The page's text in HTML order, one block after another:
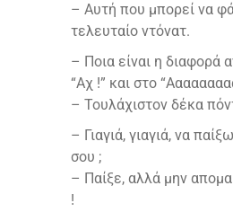
– Αυτή που μπορεί να
τελευταίο ντόνατ.
– Ποια είναι η διαφορά
“Αχ !” και στο
– Τουλάχιστον δέκα
– Γιαγιά, γιαγιά, να
σου ;
– Παίξε, αλλά μην
!